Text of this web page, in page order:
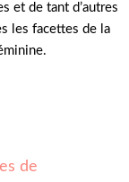
et de tant d’autres
les facettes de la
de